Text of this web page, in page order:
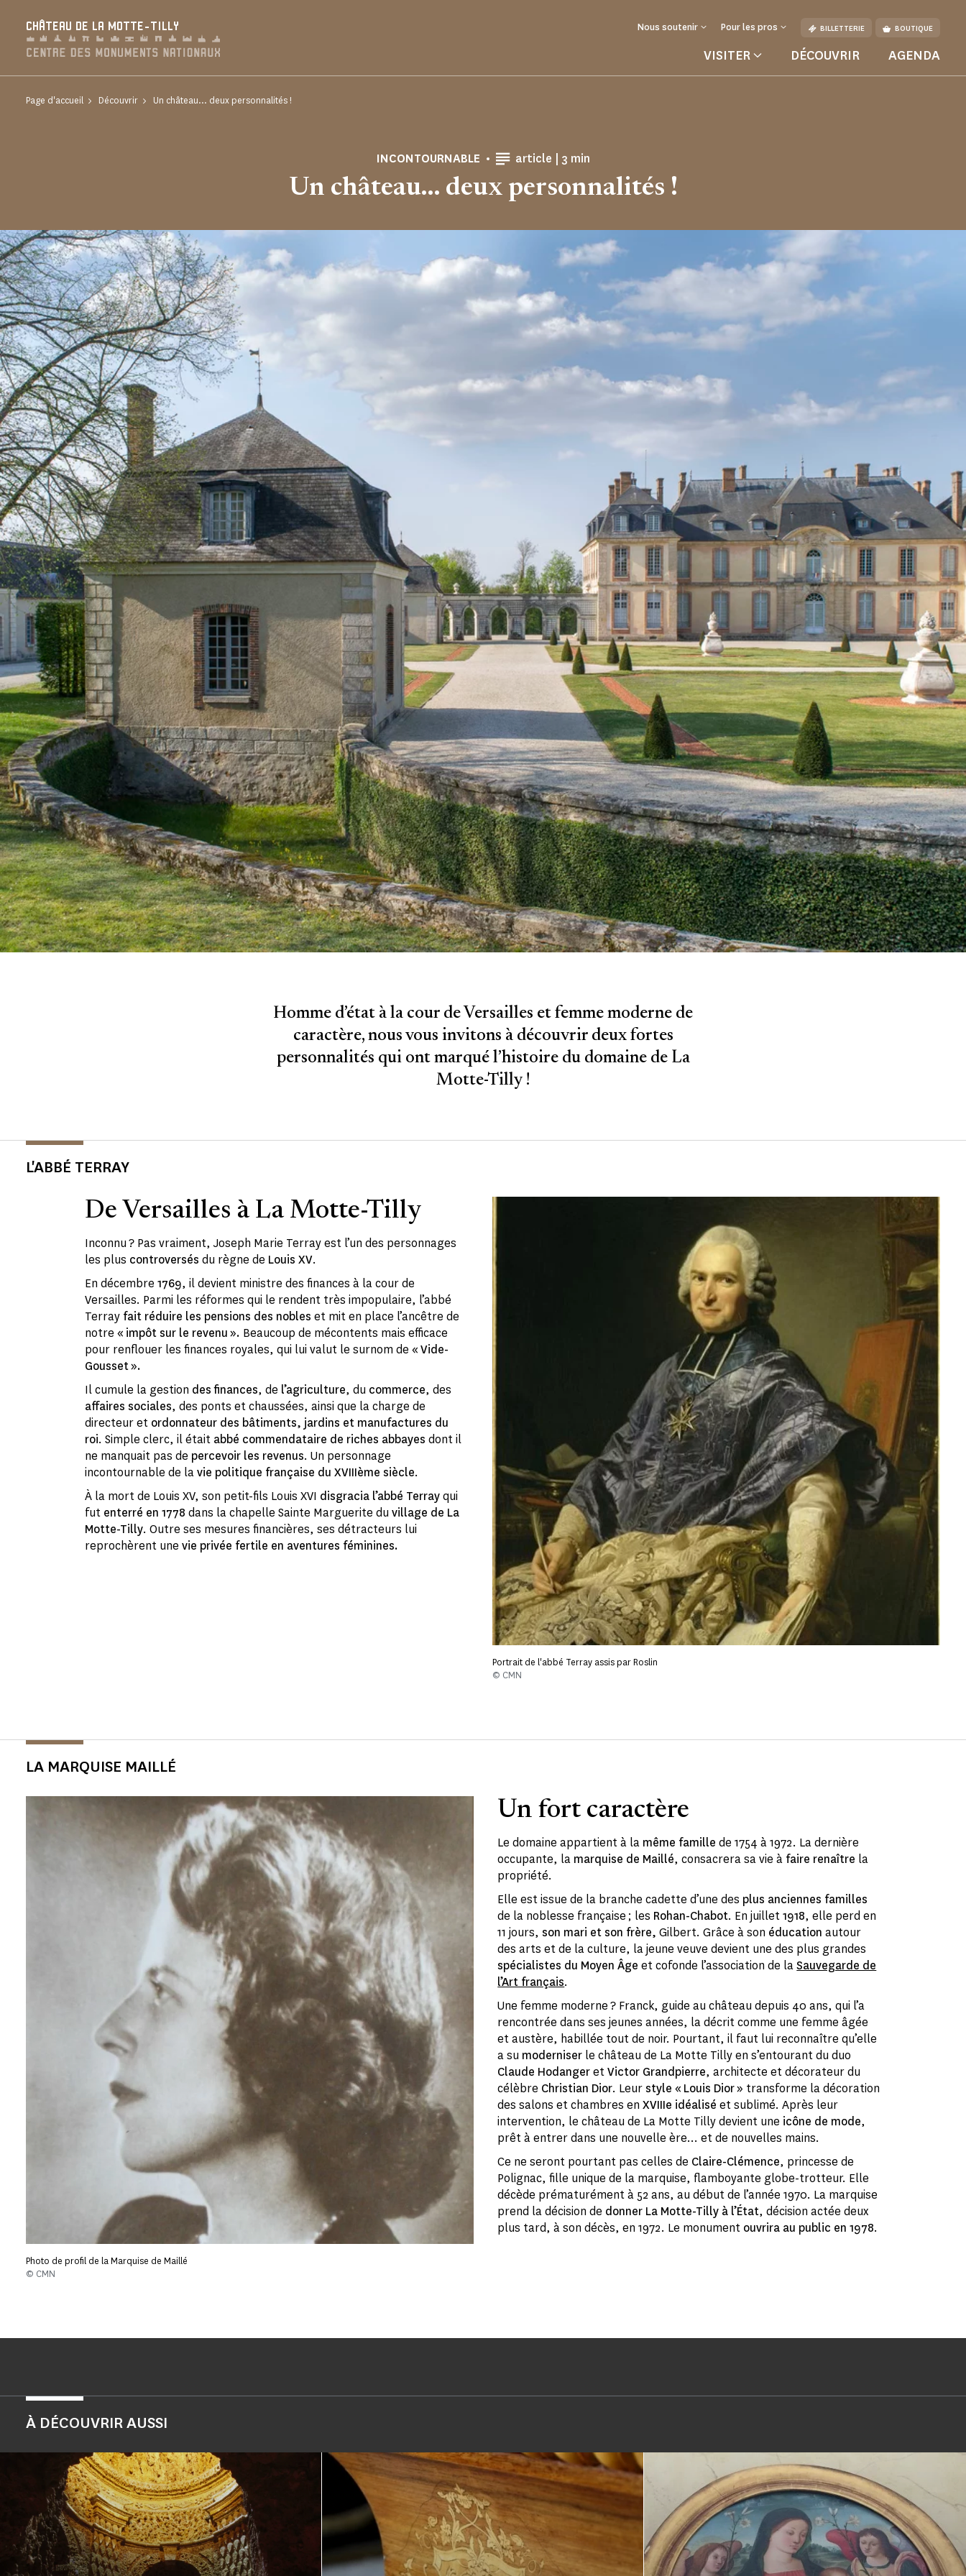
CHÂTEAU DE LA MOTTE-TILLY Nous soutenir Pour les pros BILLETTERIE BOUTIQUE
VISITER DÉCOUVRIR AGENDA
Page d'accueil Découvrir Un château... deux personnalités !
INCONTOURNABLE article | Temps de Lecture
3 min
Un château... deux personnalités !
Homme d’état à la cour de Versailles et femme moderne de
caractère, nous vous invitons à découvrir deux fortes
personnalités qui ont marqué l’histoire du domaine de La
Motte-Tilly !
L'ABBÉ TERRAY
De Versailles à La Motte-Tilly
Inconnu ? Pas vraiment, Joseph Marie Terray est l’un des personnages
les plus controversés du règne de Louis XV.
En décembre 1769, il devient ministre des finances à la cour de
Versailles. Parmi les réformes qui le rendent très impopulaire, l’abbé
Terray fait réduire les pensions des nobles et mit en place l’ancêtre de
notre « impôt sur le revenu ». Beaucoup de mécontents mais efficace
pour renflouer les finances royales, qui lui valut le surnom de « Vide-
Gousset ».
Il cumule la gestion des finances, de l’agriculture, du commerce, des
affaires sociales, des ponts et chaussées, ainsi que la charge de
directeur et ordonnateur des bâtiments, jardins et manufactures du
roi. Simple clerc, il était abbé commendataire de riches abbayes dont il
ne manquait pas de percevoir les revenus. Un personnage
incontournable de lavie politique française du XVIIIème siècle.
À la mort de Louis XV, son petit-fils Louis XVI disgracia l’abbé Terrayqui
fut enterré en 1778 dans la chapelle Sainte Marguerite du village de La
Motte-Tilly. Outre ses mesures financières, ses détracteurs lui
reprochèrent une vie privée fertile en aventures féminines.
Portrait de l'abbé Terray assis par Roslin
© CMN
LA MARQUISE MAILLÉ
Un fort caractère
Le domaine appartient à la même famille de 1754 à 1972. La dernière
occupante, la marquise de Maillé, consacrera sa vie à faire renaître la
propriété.
Elle est issue de la branche cadette d’une des plus anciennes familles
de la noblesse française ; les Rohan-Chabot. En juillet1918, elle perd en
11 jours, son mari et son frère,Gilbert. Grâce à son éducation autour
des arts et de la culture, la jeune veuve devient une des plus grandes
spécialistes du Moyen Âgeet cofonde l’association de laSauvegarde de
l’Art français.
Une femme moderne ? Franck, guide au château depuis 40 ans, qui l’a
rencontrée dans ses jeunes années, la décrit comme une femme âgée
et austère, habillée tout de noir. Pourtant, il faut lui reconnaître qu’elle
a su moderniser le château de La Motte Tilly en s’entourant du duo
Claude HodangeretVictor Grandpierre, architecte et décorateur du
célèbre Christian Dior. Leur style « Louis Dior » transforme la décoration
des salons et chambres enXVIIIe idéaliséet sublimé. Après leur
intervention, le château de La Motte Tilly devient une icône de mode,
prêt à entrer dans une nouvelle ère… et de nouvelles mains.
Ce ne seront pourtant pas celles de Claire-Clémence, princesse de
Polignac, fille unique de la marquise, flamboyante globe-trotteur. Elle
décède prématurément à 52 ans, au début de l’année 1970. La marquise
prend la décision de donner La Motte-Tilly à l’État, décision actée deux
plus tard, à son décès, en 1972. Le monument ouvrira au public en 1978.
Photo de profil de la Marquise de Maillé
© CMN
À DÉCOUVRIR AUSSI